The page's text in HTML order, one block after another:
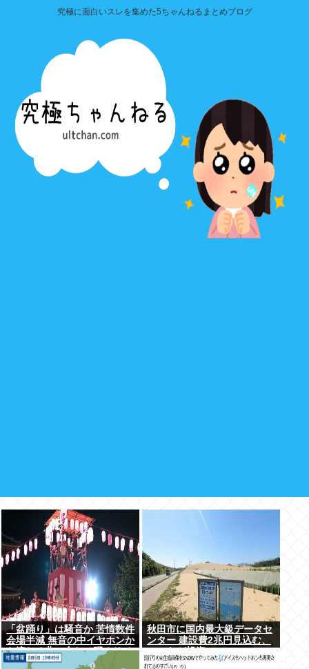
究極に面白いスレを集めた5ちゃんねるまとめブログ
「盆踊り」は騒音か 苦情数件
会場半減 無音の中イヤホンか
ら流れる曲に合わせ踊るサイ
レント盆ダンスも
秋田市に国内最大級データセ
ンター 建設費2兆円見込む、